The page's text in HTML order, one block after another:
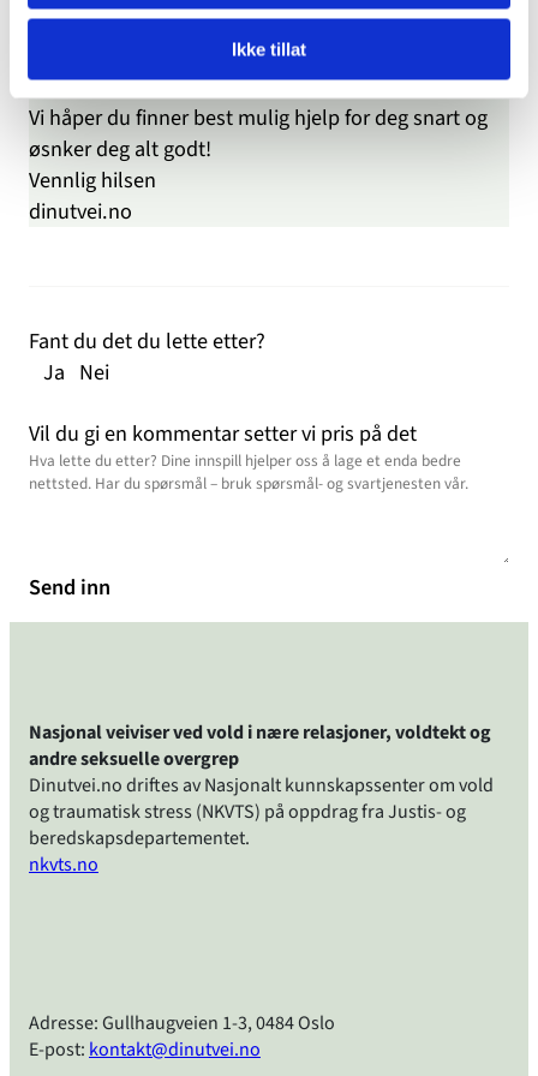
Ikke tillat
du kan få informasjon og råd, også om andre
. Du kan være anonym hvis du ønsker
det.
Vi håper du finner best mulig hjelp for deg snart og
øsnker deg alt godt!
Vennlig hilsen
dinutvei.no
Fant du det du lette etter?
Ja Nei
Vil du gi en kommentar setter vi pris på det
Send inn
Nasjonal veiviser ved vold i nære relasjoner, voldtekt og
andre seksuelle overgrep
Dinutvei.no driftes av Nasjonalt kunnskapssenter om vold
og traumatisk stress (NKVTS) på oppdrag fra Justis- og
beredskapsdepartementet.
nkvts.no
Adresse: Gullhaugveien 1-3, 0484 Oslo
E-post: kontakt@dinutvei.no